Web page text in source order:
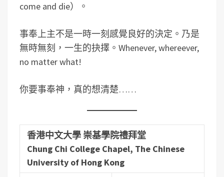
come and die）。
事奉上主不是一時一刻感覺良好的決定。乃是
無時無刻，一生的抉擇。Whenever, whereever,
no matter what!
你要事奉神，真的想清楚……
香港中文大學 崇基學院禮拜堂
Chung Chi College Chapel, The Chinese
University of Hong Kong